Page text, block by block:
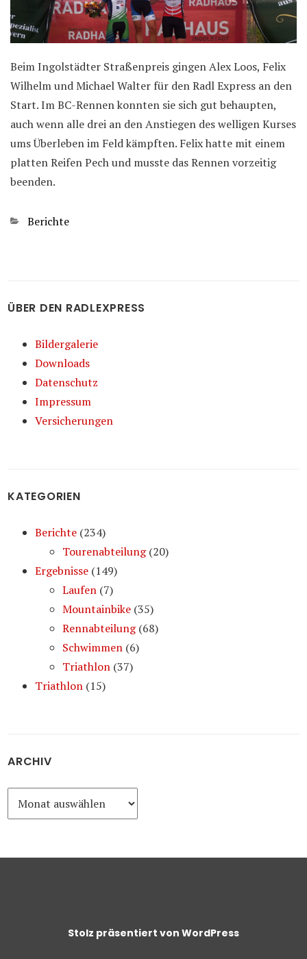
Beim Ingolstädter Straßenpreis gingen Alex Loos, Felix
Wilhelm und Michael Walter für den Radl Express an den
Start. Im BC-Rennen konnten sie sich gut behaupten,
auch wenn alle drei an den Anstiegen des welligen Kurses
ums Überleben im Feld kämpften. Felix hatte mit einem
platten Reifen Pech und musste das Rennen vorzeitig
beenden.
Kategorien
Berichte
ÜBER DEN RADLEXPRESS
Bildergalerie
Downloads
Datenschutz
Impressum
Versicherungen
KATEGORIEN
Berichte (234)
Tourenabteilung(20)
Ergebnisse (149)
Laufen (7)
Mountainbike (35)
Rennabteilung(68)
Schwimmen (6)
Triathlon (37)
Triathlon (15)
ARCHIV
Archiv
Stolz präsentiert von WordPress